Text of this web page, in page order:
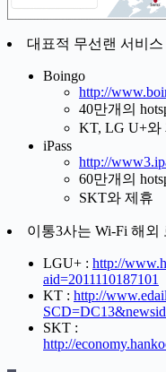
대표적 무선랜 서비
Boingo
http://
40만개의
KT, LG U+와
iPass
http://
60만개의
SKT와 제휴
이통3사는 Wi-Fi 해외
LGU+ : http://
aid=2011110187101
KT : http://
SKT :
http://